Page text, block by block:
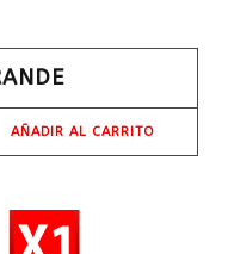
AÑADIR AL CARRITO